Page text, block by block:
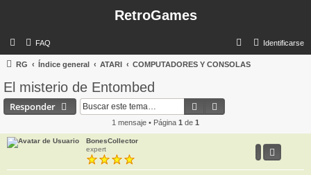
RetroGames
FAQ Identificarse
RG Índice general ATARI COMPUTADORES Y CONSOLAS
El misterio de Entombed
Responder Buscar
1 mensaje • Página 1 de 1
BonesCollector
expert